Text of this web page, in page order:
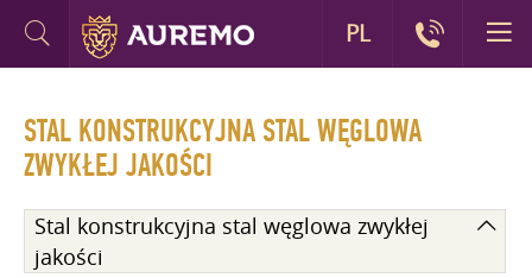
STAL KONSTRUKCYJNA STAL WĘGLOWA
ZWYKŁEJ JAKOŚCI
Stal konstrukcyjna stal węglowa zwykłej
jakości
PL